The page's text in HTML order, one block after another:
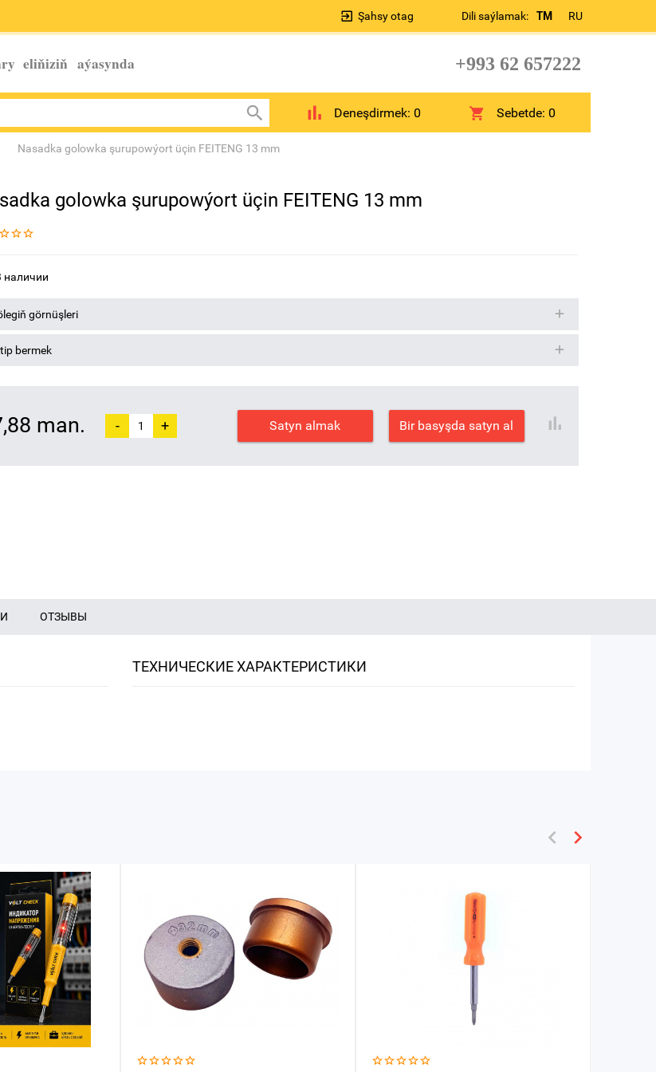
Dili saýlamak: TM RU
Şahsy otag
eliňiziň aýasynda +993 62 657222
Deneşdirmek: 0 Sebetde:0
Nasadka golowka şurupowýort üçin FEITENG 13 mm
golowka şurupowýort üçin FEITENG 13 mm
наличии
görnüşleri
bermek
man. - + Satyn almak Bir basyşda satyn al
ОТЗЫВЫ
ТЕХНИЧЕСКИЕ ХАРАКТЕРИСТИКИ